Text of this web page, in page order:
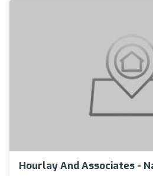
Hourlay And Associates -